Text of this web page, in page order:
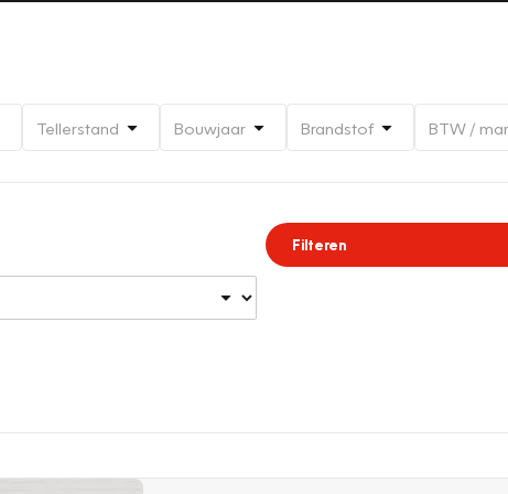
Tellerstand Bouwjaar Brandstof BTW /
Filteren